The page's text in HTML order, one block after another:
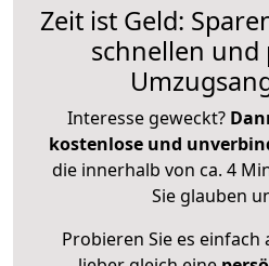
Zeit ist Geld:
schnellen und
Interesse geweckt?
kostenlose und
die innerhalb von ca. 4
Sie glauben
Probieren Sie es einfach